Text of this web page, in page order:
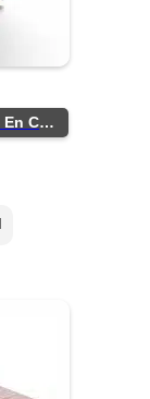
Barra Desayunador Con Estantes En Chapa